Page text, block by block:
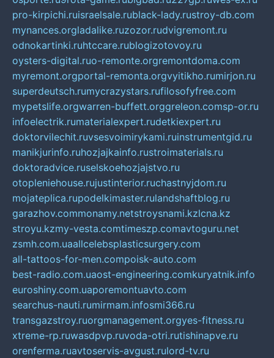
pro-kirpichi.ruisraelsale.rublack-lady.rustroy-db.com
mynances.orgladalike.ruzozor.rudvigremont.ru
odnokartinki.ruhtccare.rublogizotovoy.ru
oysters-digital.ruo-remonte.orgremontdoma.com
myremont.orgportal-remonta.orgvyitikho.rumirjon.ru
superdeutsch.rumycrazystars.rufilosofyfree.com
mypetslife.orgwarren-buffett.orggreleon.comsp-or.ru
infoelectrik.rumaterialexpert.rudetkiexpert.ru
doktorvilechit.ruvsesvoimirykami.ruinstrumentgid.ru
manikjurinfo.ruhozjajkainfo.rustroimaterials.ru
doktoradvice.ruselskoehozjajstvo.ru
otopleniehouse.rujustinterior.ruchastnyjdom.ru
mojateplica.rupodelkimaster.rulandshaftblog.ru
garazhov.commonamy.netstroysnami.kzlcna.kz
stroyu.kzmy-vesta.comtimeszp.comavtoguru.net
zsmh.com.uaallcelebsplasticsurgery.com
all-tattoos-for-men.compoisk-auto.com
best-radio.com.uaost-engineering.comkuryatnik.info
euroshiny.com.uaporemontuavto.com
searchus-nauti.rumirmam.infosmi366.ru
transgazstroy.ruorgmanagement.orgyes-fitness.ru
xtreme-rp.ruwasdpvp.ruvoda-otri.rutishinapve.ru
orenferma.ruavtoservis-avgust.rulord-tv.ru